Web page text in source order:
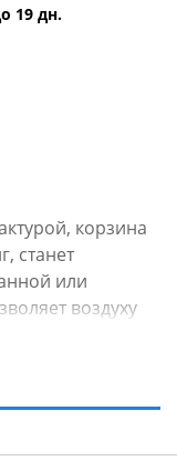
19 дн.
корзина
станет
или
воздуху
крышки к
с нужной для